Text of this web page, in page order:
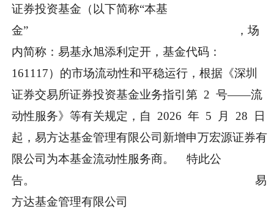
证券投资基金（以下简称“本基
金” ，场
内简称：易基永旭添利定开，基金代码：
161117）的市场流动性和平稳运行，根据《深圳
证券交易所证券投资基金业务指引第 2 号——流
动性服务》等有关规定，自 2026 年 5 月 28 日
起，易方达基金管理有限公司新增申万宏源证券有
限公司为本基金流动性服务商。 特此公
告。 易
方达基金管理有限公司